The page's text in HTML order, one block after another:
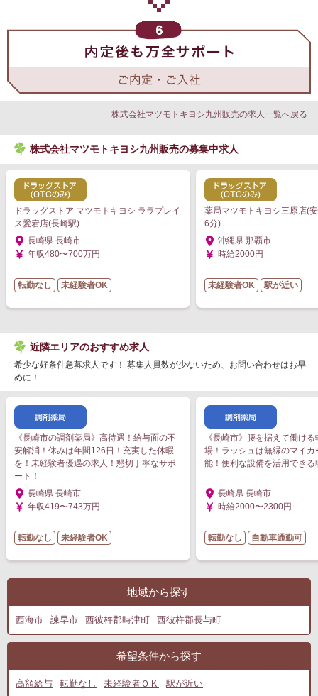
株式会社マツモトキヨシ九州販売の求人一覧へ戻る
株式会社マツモトキヨシ九州販売の募集中求人
ドラッグストア マツモトキヨシ ララプレイ
ス愛宕店(長崎駅)
長崎県 長崎市
年収480〜700万円
転勤なし 未経験者OK
薬局マツモトキヨシ三原店(
6分)
沖縄県 那覇市
時給2000円
未経験者OK 駅が近い
近隣エリアのおすすめ求人
希少な好条件急募求人です！ 募集人員数が少ないため、お問い合わせはお早
めに！
《長崎市の調剤薬局》高待遇！給与面の不
安解消！休みは年間126日！充実した休暇
を！未経験者優遇の求人！懇切丁寧なサポ
ート！
長崎県 長崎市
年収419〜743万円
転勤なし 未経験者OK
《長崎市》腰を据えて働け
場！ラッシュは無縁のマイカ
能！便利な設備を活用できる
長崎県 長崎市
時給2000〜2300円
転勤なし 自動車通勤可
地域から探す
西海市 諫早市 西彼杵郡時津町 西彼杵郡長与町
希望条件から探す
高額給与 転勤なし 未経験者ＯＫ 駅が近い